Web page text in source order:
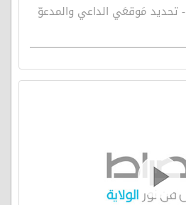
مصباح الهداية 304 - تحديد مَوقعَي الداعي والمدعوّ